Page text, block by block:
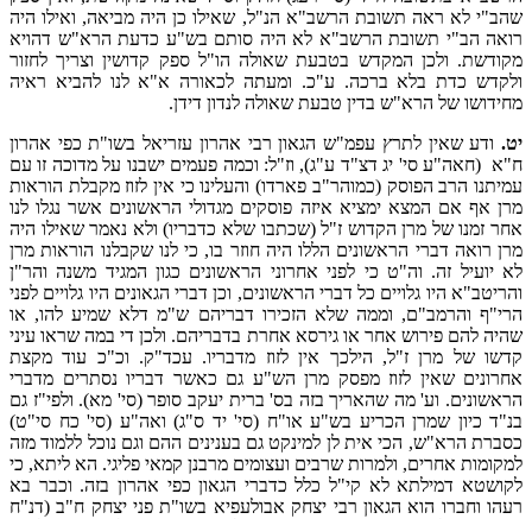
שהב"י לא ראה תשובת הרשב"א הנ"ל, שאילו כן היה מביאה, ואילו היה
רואה הב"י תשובת הרשב"א לא היה סותם בש"ע כדעת הרא"ש דהויא
מקודשת. ולכן המקדש בטבעת שאולה הו"ל ספק קדושין וצריך לחזור
ולקדש כדת בלא ברכה. ע"כ. ומעתה לכאורה א"א לנו להביא ראיה
מחידושו של הרא"ש בדין טבעת שאולה לנדון דידן.
יט. ודע שאין לתרץ עפמ"ש הגאון רבי אהרון עזריאל בשו"ת כפי אהרון
ח"א (חאה"ע סי' יג דצ"ד ע"ג), וז"ל: וכמה פעמים ישבנו על מדוכה זו עם
עמיתנו הרב הפוסק (כמוהר"ב פארדו) והעלינו כי אין לזוז מקבלת הוראות
מרן אף אם המצא ימציא איזה פוסקים מגדולי הראשונים אשר נגלו לנו
אחר זמנו של מרן הקדוש ז"ל (שכתבו שלא כדבריו) ולא נאמר שאילו היה
מרן רואה דברי הראשונים הללו היה חוזר בו, כי לנו שקבלנו הוראות מרן
לא יועיל זה. וה"ט כי לפני אחרוני הראשונים כגון המגיד משנה והר"ן
והריטב"א היו גלויים כל דברי הראשונים, וכן דברי הגאונים היו גלויים לפני
הרי"ף והרמב"ם, וממה שלא הזכירו דבריהם ש"מ דלא שמיע להו, או
שהיה להם פירוש אחר או גירסא אחרת בדבריהם. ולכן די במה שראו עיני
קדשו של מרן ז"ל, הילכך אין לזוז מדבריו. עכד"ק. וכ"כ עוד מקצת
אחרונים שאין לזוז מפסק מרן הש"ע גם כאשר דבריו נסתרים מדברי
הראשונים. וע' מה שהאריך בזה בס' ברית יעקב סופר (סי' מא). ולפי"ז גם
בנ"ד כיון שמרן הכריע בש"ע או"ח (סי' יד ס"ג) ואה"ע (סי' כח סי"ט)
כסברת הרא"ש, הכי אית לן למינקט גם בענינים ההם וגם נוכל ללמוד מזה
למקומות אחרים, ולמרות שרבים ועצומים מרבנן קמאי פליגי. הא ליתא, כי
לקושטא דמילתא לא קי"ל כלל כדברי הגאון כפי אהרון בזה. וכבר בא
רעהו וחברו הוא הגאון רבי יצחק אבולעפיא בשו"ת פני יצחק ח"ב (דנ"ח